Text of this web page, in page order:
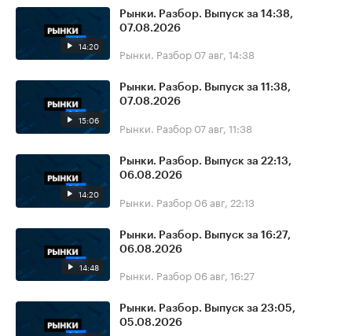
14:20
Рынки. Разбор. Выпуск за 14:38,
07.08.2026
Рынки. Разбор 07 авг, 14:38
15:06
Рынки. Разбор. Выпуск за 11:38,
07.08.2026
Рынки. Разбор 07 авг, 11:38
14:20
Рынки. Разбор. Выпуск за 22:13,
06.08.2026
Рынки. Разбор 06 авг, 22:13
14:48
Рынки. Разбор. Выпуск за 16:27,
06.08.2026
Рынки. Разбор 06 авг, 16:27
Рынки. Разбор. Выпуск за 23:05,
05.08.2026